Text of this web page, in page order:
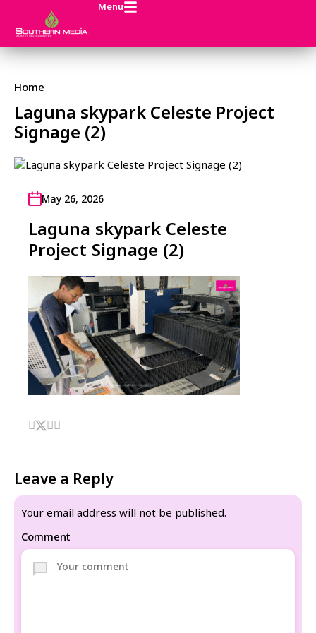
Menu
Home
Laguna skypark Celeste Project
Signage (2)
May 26, 2026
Laguna skypark Celeste
Project Signage (2)
Leave a Reply
Your email address will not be published.
Comment